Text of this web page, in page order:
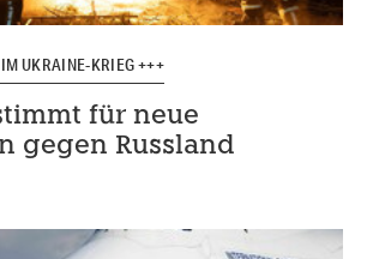
UKRAINE-KRIEG +++
für neue
gegen Russland